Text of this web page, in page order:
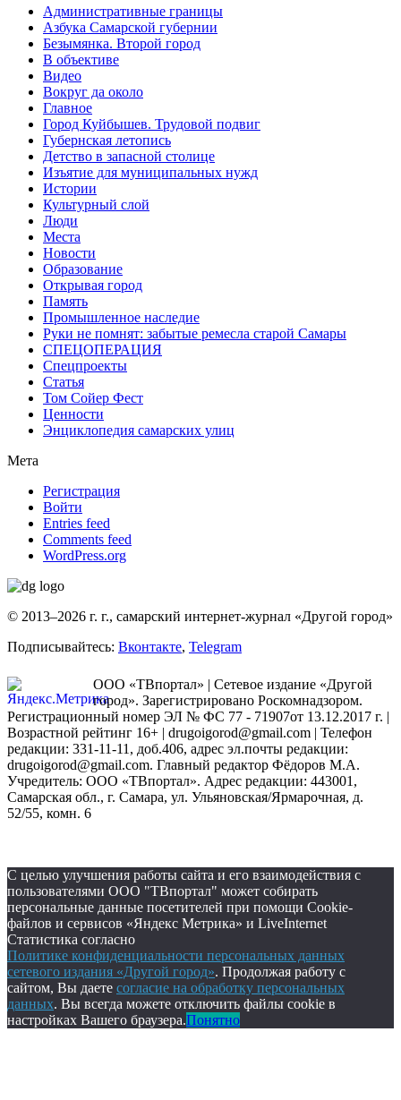
Административные границы
Азбука Самарской губернии
Безымянка. Второй город
В объективе
Видео
Вокруг да около
Главное
Город Куйбышев. Трудовой подвиг
Губернская летопись
Детство в запасной столице
Изъятие для муниципальных нужд
Истории
Культурный слой
Люди
Места
Новости
Образование
Открывая город
Память
Промышленное наследие
Руки не помнят: забытые ремесла старой Самары
СПЕЦОПЕРАЦИЯ
Спецпроекты
Статья
Том Сойер Фест
Ценности
Энциклопедия самарских улиц
Мета
Регистрация
Войти
Entries feed
Comments feed
WordPress.org
© 2013–2026 г. г., самарский интернет-журнал «Другой город»
Подписывайтесь: Вконтакте, Telegram
ООО «ТВпортал» | Сетевое издание «Другой
город». Зарегистрировано Роскомнадзором.
Регистрационный номер ЭЛ № ФС 77 - 71907от 13.12.2017 г. |
Возрастной рейтинг 16+ | drugoigorod@gmail.com | Телефон
редакции: 331-11-11, доб.406, адрес эл.почты редакции:
drugoigorod@gmail.com. Главный редактор Фёдоров М.А.
Учредитель: ООО «ТВпортал». Адрес редакции: 443001,
Самарская обл., г. Самара, ул. Ульяновская/Ярмарочная, д.
52/55, комн. 6
С целью улучшения работы сайта и его взаимодействия с
пользователями ООО "ТВпортал" может собирать
персональные данные посетителей при помощи Cookie-
файлов и сервисов «Яндекс Метрика» и LiveInternet
Статистика согласно
Политике конфиденциальности персональных данных
сетевого издания «Другой город». Продолжая работу с
сайтом, Вы даете согласие на обработку персональных
данных. Вы всегда можете отключить файлы cookie в
настройках Вашего браузера.Понятно